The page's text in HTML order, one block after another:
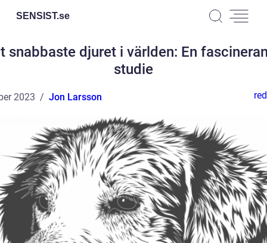
SENSIST.se
snabbaste djuret i världen: En
studie
2023 Jon Larsson